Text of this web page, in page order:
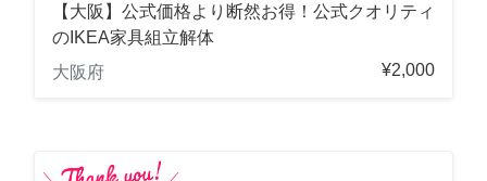
【大阪】公式価格より断然お得！公式クオリティ
のIKEA家具組立解体
大阪府
¥2,000